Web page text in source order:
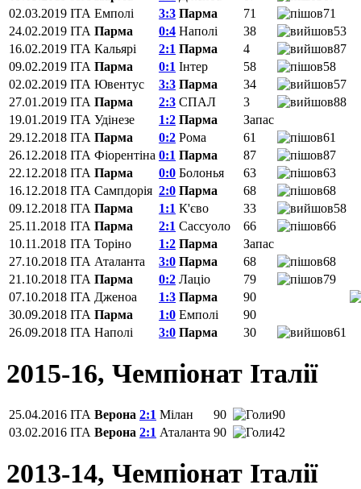
02.03.2019 ITA Емполі 3:3 Парма 71
71
24.02.2019 ITA Парма 0:4 Наполі 38
53
16.02.2019 ITA Кальярі 2:1 Парма 4
87
09.02.2019 ITA Парма 0:1 Інтер 58
58
02.02.2019 ITA Ювентус 3:3 Парма 34
57
27.01.2019 ITA Парма 2:3 СПАЛ 3
88
19.01.2019 ITA Удінезе 1:2 Парма
Запас
29.12.2018 ITA Парма 0:2 Рома 61
61
26.12.2018 ITA Фіорентіна‎ 0:1 Парма 87
87
22.12.2018 ITA Парма 0:0 Болонья 63
63
16.12.2018 ITA Сампдорія 2:0 Парма 68
68
09.12.2018 ITA Парма 1:1 К'єво 33
58
25.11.2018 ITA Парма 2:1 Сассуоло 66
66
10.11.2018 ITA Торіно 1:2 Парма
Запас
27.10.2018 ITA Аталанта 3:0 Парма 68
68
21.10.2018 ITA Парма 0:2 Лаціо 79
79
07.10.2018 ITA Дженоа 1:3 Парма
90
30.09.2018 ITA Парма 1:0 Емполі
90
26.09.2018 ITA Наполі 3:0 Парма 30 61
2015-16, Чемпіонат Італії
25.04.2016 ITA Верона 2:1 Мілан 90
90
03.02.2016 ITA Верона 2:1 Аталанта 90 42
2013-14, Чемпіонат Італії